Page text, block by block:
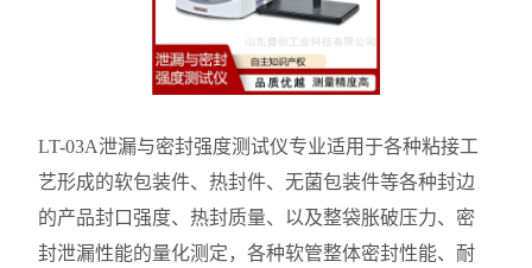
LT-03A泄漏与密封强度测试仪专业适用于各种粘接工
艺形成的软包装件、热封件、无菌包装件等各种封边
的产品封口强度、热封质量、以及整袋胀破压力、密
封泄漏性能的量化测定，各种软管整体密封性能、耐